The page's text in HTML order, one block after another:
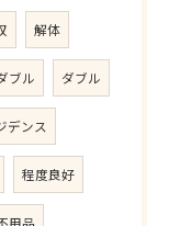
解体
ブル ダブル
デンス
程度良好